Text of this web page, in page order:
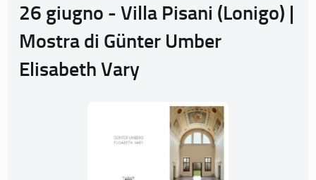
26 giugno - Villa Pisani (Lonigo) |
Mostra di Günter Umber
Elisabeth Vary